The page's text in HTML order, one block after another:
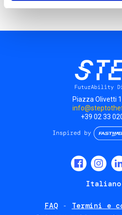
Piazza Olivetti
+39 02 33
Italiano
FAQ
Termini e